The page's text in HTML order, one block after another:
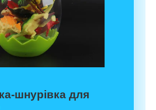
шнурівка для